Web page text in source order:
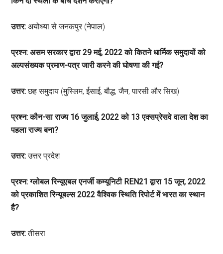
उत्तर: अयोध्या से जनकपुर (नेपाल)
प्रश्न: असम सरकार द्वारा 29 मई, 2022 को कितने धार्मिक समुदायों को
अल्पसंख्यक प्रमाण-पत्र जारी करने की घोषणा की गई?
उत्तर:छह समुदाय (मुस्लिम, ईसाई, बौद्ध, जैन, पारसी और सिख)
प्रश्न: कौन-सा राज्य 16 जुलाई, 2022 को 13 एक्सप्रेसवे वाला देश का
पहला राज्य बना?
उत्तर:उत्तर प्रदेश
प्रश्न: ग्लोबल रिन्यूएबल एनर्जी कम्यूनिटी REN21 द्वारा 15 जून, 2022
को प्रकाशित रिन्यूबल्स 2022 वैश्विक स्थिति रिपोर्ट में भारत का स्थान
है?
उत्तर:तीसरा